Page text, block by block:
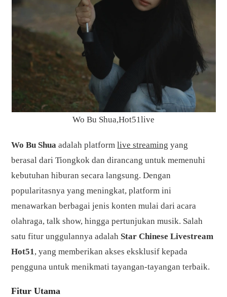
Wo Bu Shua,Hot51live
Wo Bu Shua adalah platformlive streaming yang
berasal dari Tiongkok dan dirancang untuk memenuhi
kebutuhan hiburan secara langsung. Dengan
popularitasnya yang meningkat, platform ini
menawarkan berbagai jenis konten mulai dari acara
olahraga, talk show, hingga pertunjukan musik. Salah
satu fitur unggulannya adalah Star Chinese Livestream
Hot51, yang memberikan akses eksklusif kepada
pengguna untuk menikmati tayangan-tayangan terbaik.
Fitur Utama